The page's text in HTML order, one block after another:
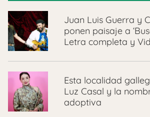
Juan Luis Guerra y
ponen paisaje a
Letra completa y
Esta localidad
Luz Casal y la
adoptiva